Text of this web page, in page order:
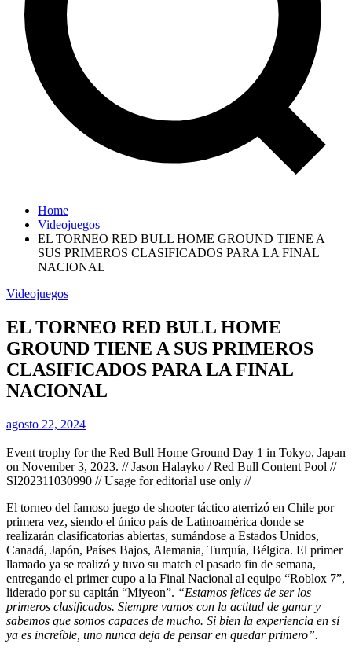
Home
Videojuegos
EL TORNEO RED BULL HOME GROUND TIENE A
SUS PRIMEROS CLASIFICADOS PARA LA FINAL
NACIONAL
Videojuegos
EL TORNEO RED BULL HOME
GROUND TIENE A SUS PRIMEROS
CLASIFICADOS PARA LA FINAL
NACIONAL
agosto 22, 2024
Event trophy for the Red Bull Home Ground Day 1 in Tokyo, Japan
on November 3, 2023. // Jason Halayko / Red Bull Content Pool //
SI202311030990 // Usage for editorial use only //
El torneo del famoso juego de shooter táctico aterrizó en Chile por
primera vez, siendo el único país de Latinoamérica donde se
realizarán clasificatorias abiertas, sumándose a Estados Unidos,
Canadá, Japón, Países Bajos, Alemania, Turquía, Bélgica. El primer
llamado ya se realizó y tuvo su match el pasado fin de semana,
entregando el primer cupo a la Final Nacional al equipo “Roblox 7”,
liderado por su capitán “Miyeon”. “Estamos felices de ser los
primeros clasificados. Siempre vamos con la actitud de ganar y
sabemos que somos capaces de mucho. Si bien la experiencia en sí
ya es increíble, uno nunca deja de pensar en quedar primero”.